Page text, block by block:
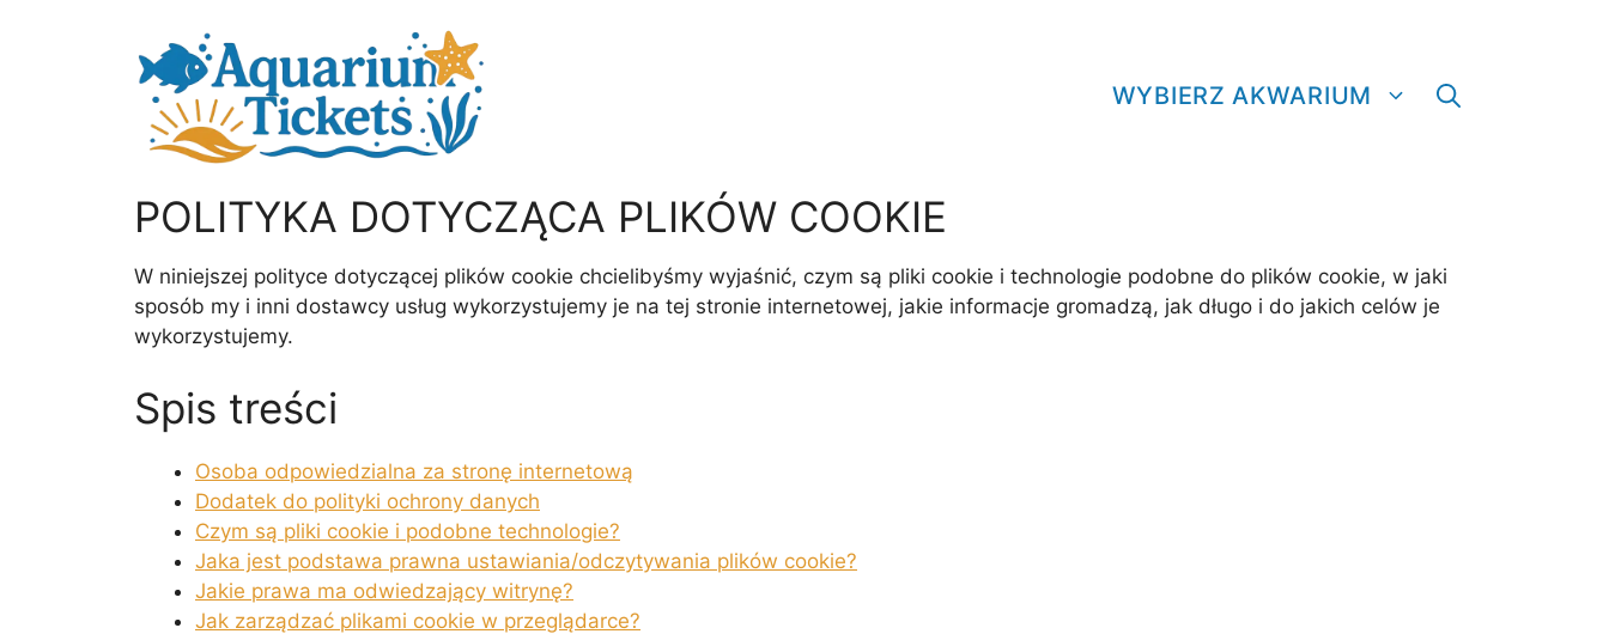
WYBIERZ AKWARIUM
POLITYKA DOTYCZĄCA PLIKÓW COOKIE
W niniejszej polityce dotyczącej plików cookie chcielibyśmy wyjaśnić, czym są pliki cookie i technologie podobne do plików cookie, w jaki
sposób my i inni dostawcy usług wykorzystujemy je na tej stronie internetowej, jakie informacje gromadzą, jak długo i do jakich celów je
wykorzystujemy.
Spis treści
Osoba odpowiedzialna za stronę internetową
Dodatek do polityki ochrony danych
Czym są pliki cookie i podobne technologie?
Jaka jest podstawa prawna ustawiania/odczytywania plików cookie?
Jakie prawa ma odwiedzający witrynę?
Jak zarządzać plikami cookie w przeglądarce?